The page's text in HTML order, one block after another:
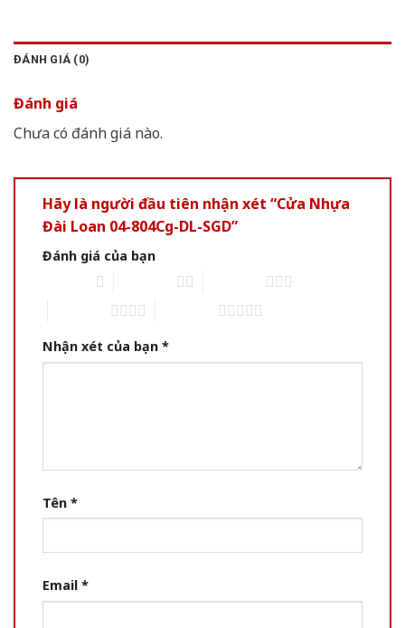
ĐÁNH GIÁ (0)
Đánh giá
Chưa có đánh giá nào.
Hãy là người đầu tiên nhận xét “Cửa Nhựa
Đài Loan 04-804Cg-DL-SGD”
Đánh giá của bạn
Nhận xét của bạn *
Tên *
Email *